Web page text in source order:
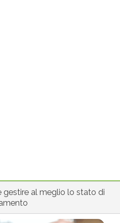
gestire al meglio lo stato di